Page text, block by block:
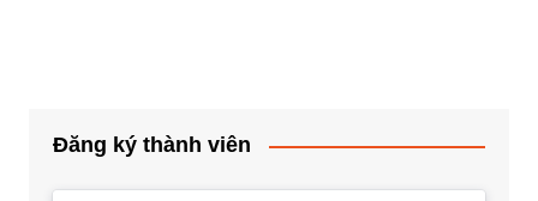
Đăng ký thành viên